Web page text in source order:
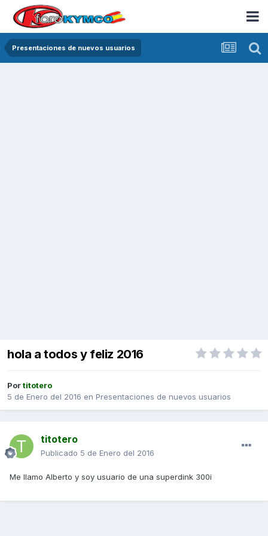
Presentaciones de nuevos usuarios
hola a todos y feliz 2016
Portitotero
5 de Enero del 2016 en Presentaciones de nuevos usuarios
titotero
Publicado 5 de Enero del 2016
Me llamo Alberto y soy usuario de una superdink 300i